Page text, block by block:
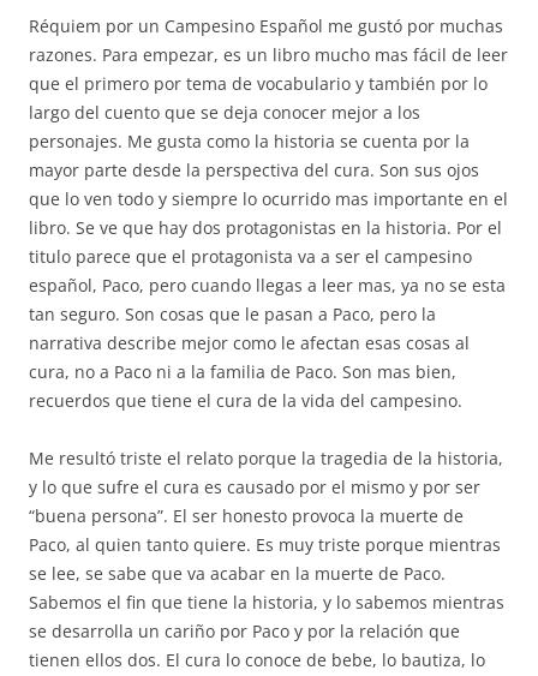
Réquiem por un Campesino Español me gustó por muchas
razones. Para empezar, es un libro mucho mas fácil de leer
que el primero por tema de vocabulario y también por lo
largo del cuento que se deja conocer mejor a los
personajes. Me gusta como la historia se cuenta por la
mayor parte desde la perspectiva del cura. Son sus ojos
que lo ven todo y siempre lo ocurrido mas importante en el
libro. Se ve que hay dos protagonistas en la historia. Por el
titulo parece que el protagonista va a ser el campesino
español, Paco, pero cuando llegas a leer mas, ya no se esta
tan seguro. Son cosas que le pasan a Paco, pero la
narrativa describe mejor como le afectan esas cosas al
cura, no a Paco ni a la familia de Paco. Son mas bien,
recuerdos que tiene el cura de la vida del campesino.
Me resultó triste el relato porque la tragedia de la historia,
y lo que sufre el cura es causado por el mismo y por ser
“buena persona”. El ser honesto provoca la muerte de
Paco, al quien tanto quiere. Es muy triste porque mientras
se lee, se sabe que va acabar en la muerte de Paco.
Sabemos el fin que tiene la historia, y lo sabemos mientras
se desarrolla un cariño por Paco y por la relación que
tienen ellos dos. El cura lo conoce de bebe, lo bautiza, lo